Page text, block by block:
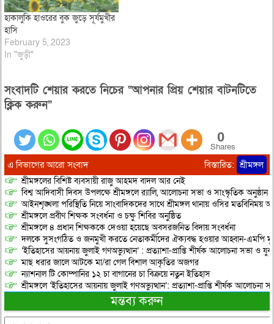
হাকালুকি হাওরের বুক জুড়ে সূর্যমুখীর
হাসি
February 5, 2023
In "জুড়ী"
সংবাদটি শেয়ার করতে নিচের “আপনার প্রিয় শেয়ার বাটনটিতে
ক্লিক করুন”
0
Shares
এ বিভাগের আরো সংবাদ বিস্তারিত: শ্রীমঙ্গল
শ্রীমঙ্গলের বিশিষ্ট ব্যবসায়ী রাজু আহমদ বাদল আর নেই
বিশ্ব আদিবাসী দিবস উপলক্ষে শ্রীমঙ্গলে র‌্যালি, আলোচনা সভা ও সাংস্কৃতিক অনুষ্ঠান
আইনশৃঙ্খলা পরিস্থিতি নিয়ে সাংবাদিকদের সাথে শ্রীমঙ্গল থানায় ওসির মতবিনিময়
শ্রীমঙ্গলে প্রবীণ শিক্ষক সংবর্ধনা ও চক্ষু শিবির অনুষ্ঠিত
শ্রীমঙ্গলে ৪ প্রধান শিক্ষককে দেওয়া হয়েছে অবসরজনিত বিদায় সংবর্ধনা
দলকে সুসংগঠিত ও জনমুখী করতে নেতাকর্মীদের ঐক্যবদ্ধ হওয়ার আহ্বান-এমপি
‘ইতিহাসের আয়নায় জুলাই গণঅভ্যুত্থান’ : প্রত্যাশা-প্রাপ্তি শীর্ষক আলোচনা সভা ও
মাছ ধরার জালে আটকে মা/রা গেল বিশাল আকৃতির অজগর
ন্যাশনাল টি কোম্পানির ১২ চা বাগানের চা বিক্রয়ে নতুন ইতিহাস
শ্রীমঙ্গলে ‘ইতিহাসের আয়নায় জুলাই গণঅভ্যুত্থান’: প্রত্যাশা-প্রাপ্তি শীর্ষক আলোচনা
মন্তব্য করুন